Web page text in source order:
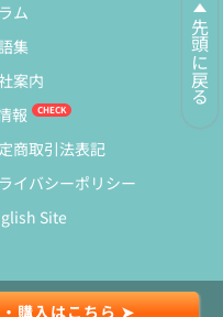
購入はこちら ➤
先頭に戻る
ム
集
案内
報
商取引法表記
イバシーポリシー
Site